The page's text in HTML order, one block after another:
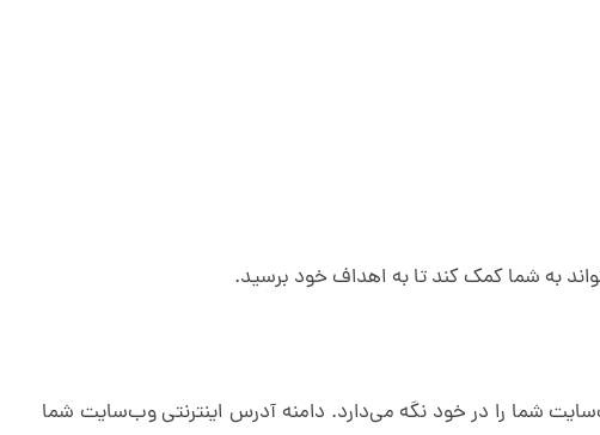
به شما کمک کند تا به اهداف خود برسید.
شما را در خود نگه می‌دارد. دامنه آدرس اینترنتی وب‌سایت شما